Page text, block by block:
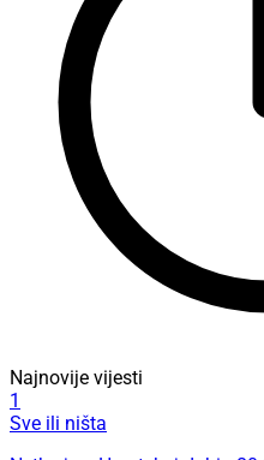
Najnovije vijesti
1
Sve ili ništa